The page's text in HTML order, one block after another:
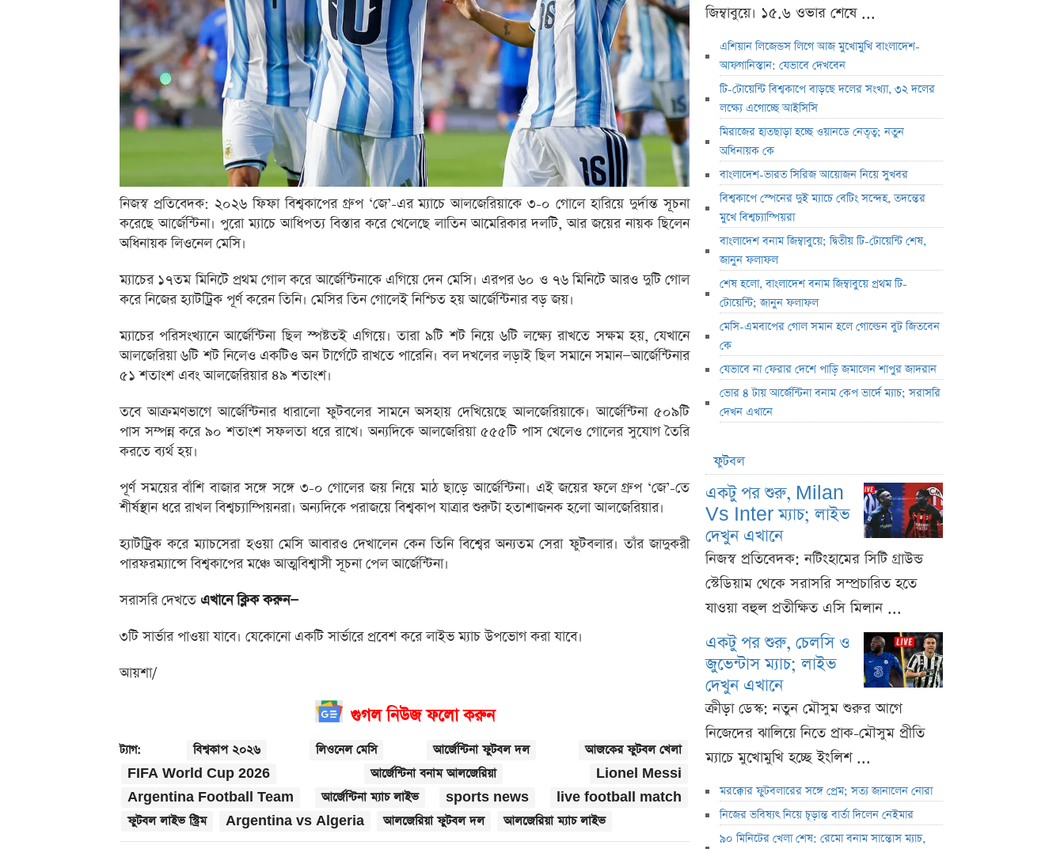
নিজস্ব প্রতিবেদক: ২০২৬ ফিফা বিশ্বকাপের গ্রুপ ‘জে’-এর ম্যাচে আলজেরিয়াকে ৩-০ গোলে হারিয়ে দুর্দান্ত সূচনা
করেছে আর্জেন্টিনা। পুরো ম্যাচে আধিপত্য বিস্তার করে খেলেছে লাতিন আমেরিকার দলটি, আর জয়ের নায়ক ছিলেন
অধিনায়ক লিওনেল মেসি।
ম্যাচের ১৭তম মিনিটে প্রথম গোল করে আর্জেন্টিনাকে এগিয়ে দেন মেসি। এরপর ৬০ ও ৭৬ মিনিটে আরও দুটি গোল
করে নিজের হ্যাটট্রিক পূর্ণ করেন তিনি। মেসির তিন গোলেই নিশ্চিত হয় আর্জেন্টিনার বড় জয়।
ম্যাচের পরিসংখ্যানে আর্জেন্টিনা ছিল স্পষ্টতই এগিয়ে। তারা ৯টি শট নিয়ে ৬টি লক্ষ্যে রাখতে সক্ষম হয়, যেখানে
আলজেরিয়া ৬টি শট নিলেও একটিও অন টার্গেটে রাখতে পারেনি। বল দখলের লড়াই ছিল সমানে সমান—আর্জেন্টিনার
৫১ শতাংশ এবং আলজেরিয়ার ৪৯ শতাংশ।
তবে আক্রমণভাগে আর্জেন্টিনার ধারালো ফুটবলের সামনে অসহায় দেখিয়েছে আলজেরিয়াকে। আর্জেন্টিনা ৫০৯টি
পাস সম্পন্ন করে ৯০ শতাংশ সফলতা ধরে রাখে। অন্যদিকে আলজেরিয়া ৫৫৫টি পাস খেলেও গোলের সুযোগ তৈরি
করতে ব্যর্থ হয়।
পূর্ণ সময়ের বাঁশি বাজার সঙ্গে সঙ্গে ৩-০ গোলের জয় নিয়ে মাঠ ছাড়ে আর্জেন্টিনা। এই জয়ের ফলে গ্রুপ ‘জে’-তে
শীর্ষস্থান ধরে রাখল বিশ্বচ্যাম্পিয়নরা। অন্যদিকে পরাজয়ে বিশ্বকাপ যাত্রার শুরুটা হতাশাজনক হলো আলজেরিয়ার।
হ্যাটট্রিক করে ম্যাচসেরা হওয়া মেসি আবারও দেখালেন কেন তিনি বিশ্বের অন্যতম সেরা ফুটবলার। তাঁর জাদুকরী
পারফরম্যান্সে বিশ্বকাপের মঞ্চে আত্মবিশ্বাসী সূচনা পেল আর্জেন্টিনা।
সরাসরি দেখতে এখানে ক্লিক করুন—
৩টি সার্ভার পাওয়া যাবে। যেকোনো একটি সার্ভারে প্রবেশ করে লাইভ ম্যাচ উপভোগ করা যাবে।
আয়শা/
গুগল নিউজ ফলো করুন
ট্যাগ: বিশ্বকাপ ২০২৬ লিওনেল মেসি আর্জেন্টিনা ফুটবল দল
আজকের ফুটবল খেলা
FIFA World Cup 2026
আর্জেন্টিনা বনাম আলজেরিয়া
Lionel Messi
Argentina Football Team
আর্জেন্টিনা ম্যাচ লাইভ sports news
live football match
ফুটবল লাইভ স্ট্রিম
Argentina vs Algeria আলজেরিয়া ফুটবল দল আলজেরিয়া ম্যাচ লাইভ
জিম্বাবুয়ে। ১৫.৬ ওভার শেষে ...
এশিয়ান লিজেন্ডস লিগে আজ মুখোমুখি বাংলাদেশ-
আফগানিস্তান: যেভাবে দেখবেন
টি-টোয়েন্টি বিশ্বকাপে বাড়ছে দলের সংখ্যা, ৩২ দলের
লক্ষ্যে এগোচ্ছে আইসিসি
মিরাজের হাতছাড়া হচ্ছে ওয়ানডে নেতৃত্ব; নতুন
অধিনায়ক কে
বাংলাদেশ-ভারত সিরিজ আয়োজন নিয়ে সুখবর
বিশ্বকাপে স্পেনের দুই ম্যাচে বেটিং সন্দেহ, তদন্তের
মুখে বিশ্বচ্যাম্পিয়রা
বাংলাদেশ বনাম জিম্বাবুয়ে; দ্বিতীয় টি-টোয়েন্টি শেষ,
জানুন ফলাফল
শেষ হলো, বাংলাদেশ বনাম জিম্বাবুয়ে প্রথম টি-
টোয়েন্টি; জানুন ফলাফল
মেসি-এমবাপের গোল সমান হলে গোল্ডেন বুট জিতবেন
কে
যেভাবে না ফেরার দেশে পাড়ি জমালেন শাপুর জাদরান
ভোর ৪ টায় আর্জেন্টিনা বনাম কেপ ভার্দে ম্যাচ; সরাসরি
দেখন এখানে
ফুটবল
একটু পর শুরু, Milan
Vs Inter ম্যাচ; লাইভ
দেখুন এখানে
নিজস্ব প্রতিবেদক: নটিংহামের সিটি গ্রাউন্ড
স্টেডিয়াম থেকে সরাসরি সম্প্রচারিত হতে
যাওয়া বহুল প্রতীক্ষিত এসি মিলান ...
একটু পর শুরু, চেলসি ও
জুভেন্টাস ম্যাচ; লাইভ
দেখুন এখানে
ক্রীড়া ডেস্ক: নতুন মৌসুম শুরুর আগে
নিজেদের ঝালিয়ে নিতে প্রাক-মৌসুম প্রীতি
ম্যাচে মুখোমুখি হচ্ছে ইংলিশ ...
মরক্কোর ফুটবলারের সঙ্গে প্রেম; সত্য জানালেন নোরা
নিজের ভবিষ্যৎ নিয়ে চূড়ান্ত বার্তা দিলেন নেইমার
৯০ মিনিটের খেলা শেষ: রেমো বনাম সান্তোস ম্যাচ,